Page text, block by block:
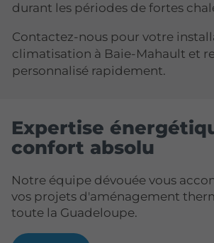
durant les périodes de fortes
Contactez-nous pour votre
climatisation à Baie-Mahault et
personnalisé rapidement.
Expertise
confort absolu
Notre équipe dévouée vous
vos projets d'aménagement
toute la Guadeloupe.